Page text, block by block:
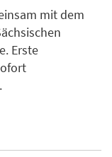
mit dem
Erste